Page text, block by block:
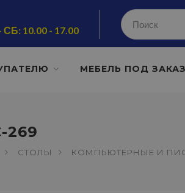
СБ: 10.00 - 17.00
МЕБЕЛЬ ПОД ЗАКАЗ
СТОЛЫ КОМПЬЮТЕРНЫЕ И